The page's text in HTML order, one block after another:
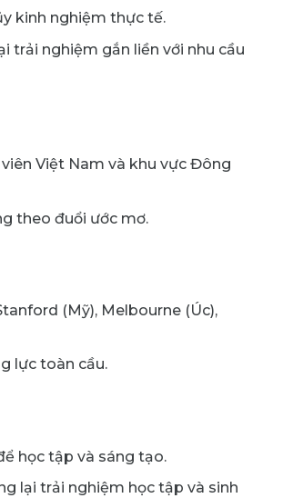
kinh nghiệm thực tế.
trải nghiệm gắn liền với nhu cầu
Việt Nam và khu vực Đông
theo đuổi ước mơ.
(Mỹ), Melbourne (Úc),
lực toàn cầu.
học tập và sáng tạo.
lại trải nghiệm học tập và sinh